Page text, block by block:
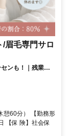
眉毛専門サロ
ンも！｜残業な
憩60分） 【勤務形
【保 険】社会保